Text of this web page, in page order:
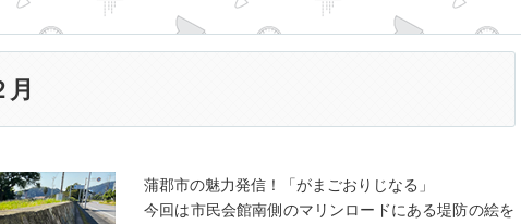
蒲郡市の魅力発信！「がまごおりじなる」
今回は市民会館南側のマリンロードにある堤防の絵を